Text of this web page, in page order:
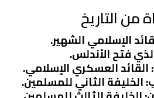
التاريخ
الإسلامي الشهير.
فتح الأندلس.
: القائد العسكري الإسلامي.
: الخليفة الثاني للمسلمين.